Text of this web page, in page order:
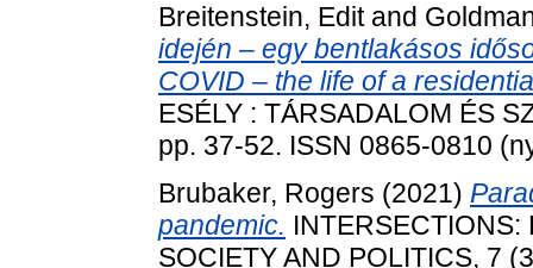
Breitenstein, Editand
idején – egy bentlakásos
COVID – the life of a
ESÉLY : TÁRSADALOM ÉS
pp. 37-52. ISSN 0865-0810
Brubaker, Rogers (2021)
pandemic.
SOCIETY AND POLITICS, 7